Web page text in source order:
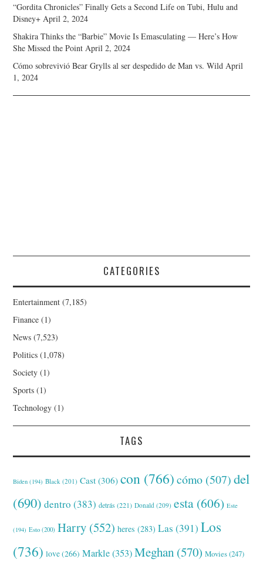
“Gordita Chronicles” Finally Gets a Second Life on Tubi, Hulu and
Disney+ April 2, 2024
Shakira Thinks the “Barbie” Movie Is Emasculating — Here’s How
She Missed the Point April 2, 2024
Cómo sobrevivió Bear Grylls al ser despedido de Man vs. Wild April
1, 2024
CATEGORIES
Entertainment (7,185)
Finance (1)
News (7,523)
Politics (1,078)
Society (1)
Sports (1)
Technology (1)
TAGS
Biden (194) Black (201) Cast (306) con (766) cómo (507) del
(690) dentro (383) detrás (221) Donald (209) esta (606) Este
(194) Esto (200) Harry (552) heres (283) Las (391) Los
(736) love(266) Markle(353) Meghan (570) Movies(247)